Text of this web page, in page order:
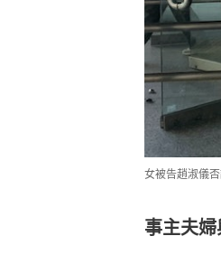
女被告趙淑儀
事主夫